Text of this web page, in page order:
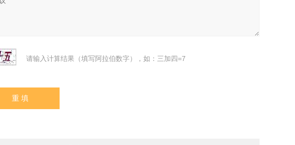
请输入计算结果（填写阿拉伯数字），如：三加四=7